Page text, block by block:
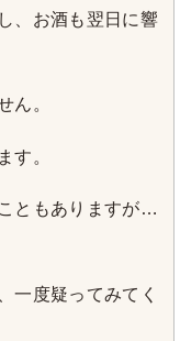
、お酒も翌日に響
ん。
す。
ともありますが…
一度疑ってみてく